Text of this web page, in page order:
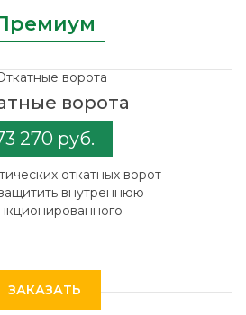
ворота
270 руб.
откатных ворот
внутреннюю
ЗАКАЗАТЬ